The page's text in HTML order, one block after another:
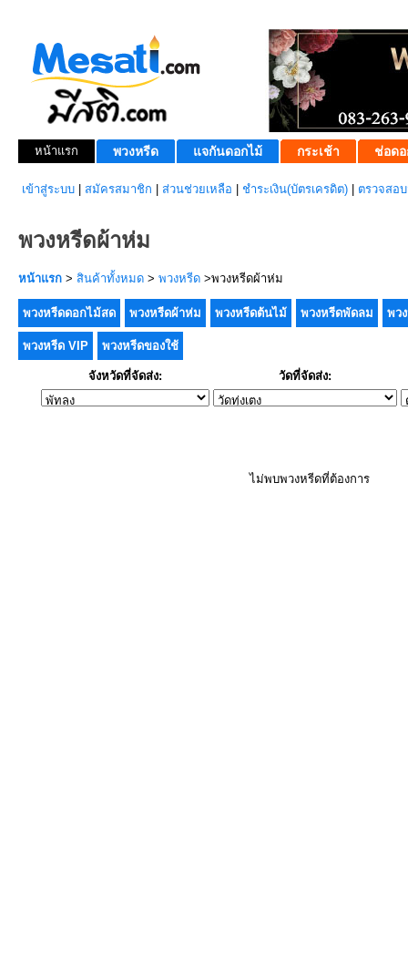
หน้าแรก พวงหรีด แจกันดอกไม้ กระเช้า ช่อดอ
เข้าสู่ระบบ สมัครสมาชิก ส่วนช่วยเหลือ ชำระเงิน(บัตรเครดิต) ตรวจสอ
พวงหรีดผ้าห่ม
หน้าแรก > สินค้าทั้งหมด > พวงหรีด >พวงหรีดผ้าห่ม
พวงหรีดดอกไม้สด พวงหรีดผ้าห่ม พวงหรีดต้นไม้ พวงหรีดพัดลม พว
พวงหรีด VIP พวงหรีดของใช้
จังหวัดที่จัดส่ง: วัดที่จัดส่ง:
ไม่พบพวงหรีดที่ต้องการ